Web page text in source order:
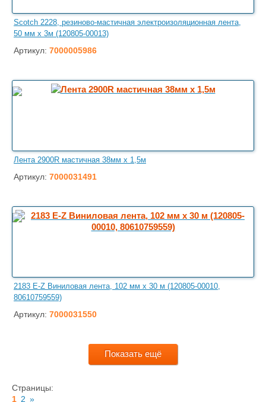
Scotch 2228, резиново-мастичная электроизоляционная лента,
50 мм х 3м (120805-00013)
Артикул: 7000005986
Лента 2900R мастичная 38мм x 1,5м
Артикул: 7000031491
2183 E-Z Виниловая лента, 102 мм х 30 м (120805-00010,
80610759559)
Артикул: 7000031550
Показать ещё
Страницы:
1 2 »